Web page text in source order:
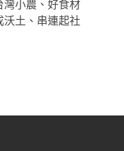
灣小農、好食材
沃土、串連起社